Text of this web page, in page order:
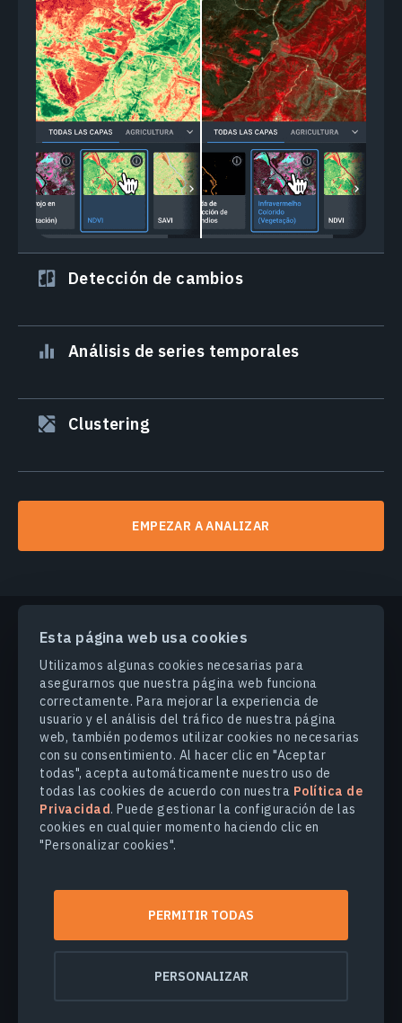
Esta página web usa cookies
Utilizamos algunas cookies necesarias para
asegurarnos que nuestra página web funciona
correctamente. Para mejorar la experiencia de
usuario y el análisis del tráfico de nuestra página
web, también podemos utilizar cookies no necesarias
con su consentimiento. Al hacer clic en "Aceptar
todas", acepta automáticamente nuestro uso de
todas las cookies de acuerdo con nuestra Política de
Privacidad. Puede gestionar la configuración de las
cookies en cualquier momento haciendo clic en
"Personalizar cookies".
PERMITIR TODAS
PERSONALIZAR
Detección de cambios
Análisis de series temporales
Clustering
EMPEZAR A ANALIZAR
PRODUCTOS Y SOLUCIONES
INDUSTRIAS
COMPANY
EXPLORE
Seguridad de los datos